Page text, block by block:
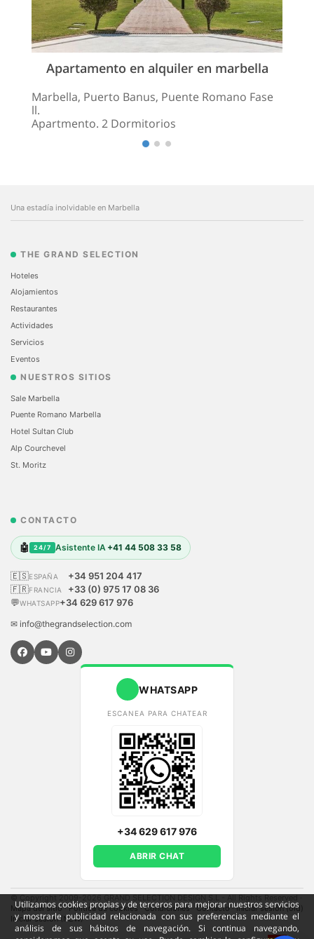
Apartamento en alquiler en marbella
Marbella, Puerto Banus, Puente Romano Fase
ll.
Apartmento. 2 Dormitorios
Utilizamos cookies propias y de terceros para mejorar nuestros servicios
y mostrarle publicidad relacionada con sus preferencias mediante el
análisis de sus hábitos de navegación. Si continua navegando,
Una estadía inolvidable en Marbella
THE GRAND SELECTION
Hoteles
Alojamientos
Restaurantes
Actividades
Servicios
Eventos
NUESTROS SITIOS
Sale Marbella
Puente Romano Marbella
Hotel Sultan Club
Alp Courchevel
St. Moritz
CONTACTO
🤖 24/7 Asistente IA +41 44 508 33 58
🇪🇸ESPAÑA
+34 951 204 417
🇫🇷FRANCIA
+33 (0) 975 17 08 36
💬WHATSAPP+34 629 617 976
✉ info@thegrandselection.com
WHATSAPP
ESCANEA PARA CHATEAR
+34 629 617 976
ABRIR CHAT
Mapa del sitio·Política de cookies ·Condiciones ·Contacto ·Iniciar sesión (old)
Iniciar sesión (NEW)